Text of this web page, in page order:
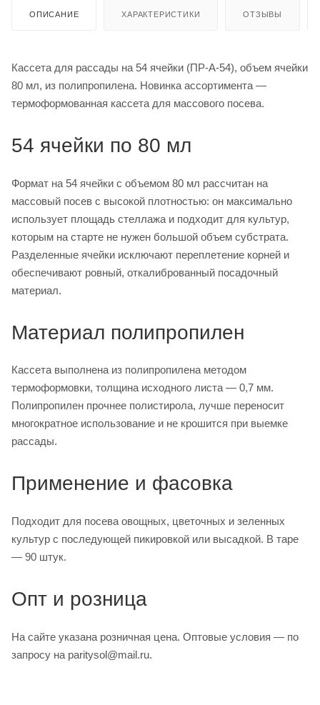
ОПИСАНИЕ ХАРАКТЕРИСТИКИ ОТЗЫВЫ
Кассета для рассады на 54 ячейки (ПР-А-54), объем ячейки
80 мл, из полипропилена. Новинка ассортимента —
термоформованная кассета для массового посева.
54 ячейки по 80 мл
Формат на 54 ячейки с объемом 80 мл рассчитан на
массовый посев с высокой плотностью: он максимально
использует площадь стеллажа и подходит для культур,
которым на старте не нужен большой объем субстрата.
Разделенные ячейки исключают переплетение корней и
обеспечивают ровный, откалиброванный посадочный
материал.
Материал полипропилен
Кассета выполнена из полипропилена методом
термоформовки, толщина исходного листа — 0,7 мм.
Полипропилен прочнее полистирола, лучше переносит
многократное использование и не крошится при выемке
рассады.
Применение и фасовка
Подходит для посева овощных, цветочных и зеленных
культур с последующей пикировкой или высадкой. В таре
— 90 штук.
Опт и розница
На сайте указана розничная цена. Оптовые условия — по
запросу на paritysol@mail.ru.